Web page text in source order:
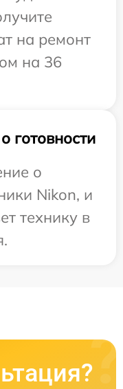
на ремонт
на 36
готовности
о
Nikon, и
технику в